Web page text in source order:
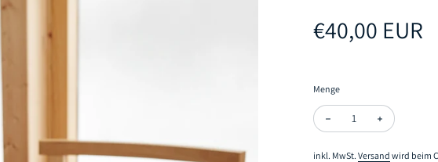
Regulärer
€40,00 EUR
Menge
Menge verringern für
Menge
inkl. MwSt. Versand wird beim